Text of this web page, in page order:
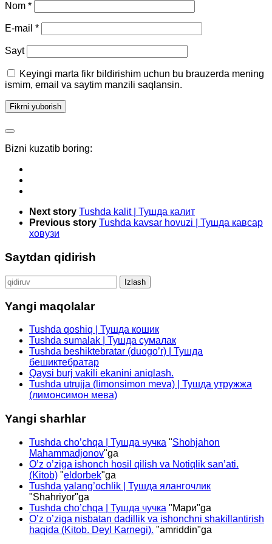
Nom *
E-mail *
Sayt
Keyingi marta fikr bildirishim uchun bu brauzerda mening
ismim, email va saytim manzili saqlansin.
Bizni kuzatib boring:
Next story Tushda kalit | Тушда калит
Previous story Tushda kavsar hovuzi | Тушда кавсар
ховузи
Saytdan qidirish
Qidirshish:
Yangi maqolalar
Tushda qoshiq | Тушда кошик
Tushda sumalak | Тушда сумалак
Tushda beshiktebratar (duogo’r) | Тушда
бешиктебратар
Qaysi burj vakili ekanini aniqlash.
Tushda utrujja (limonsimon meva) | Тушда утружжа
(лимонсимон мева)
Yangi sharhlar
Tushda cho’chqa | Тушда чучка "Shohjahon
Mahammadjonov"ga
O’z o’ziga ishonch hosil qilish va Notiqlik san’ati.
(Kitob) "eldorbek"ga
Tushda yalang’ochlik | Тушда ялангочлик
"Shahriyor"ga
Tushda cho’chqa | Тушда чучка "Мари"ga
O’z o’ziga nisbatan dadillik va ishonchni shakillantirish
haqida (Kitob. Deyl Karnegi). "amriddin"ga